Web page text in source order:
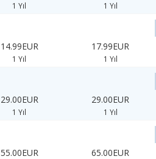
1 Yıl 1 Yıl
14.99EUR
1 Yıl
17.99EUR
1 Yıl
29.00EUR
1 Yıl
29.00EUR
1 Yıl
55.00EUR 65.00EUR